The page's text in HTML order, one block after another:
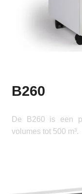
B260
De B260 is een
volumes tot 500 m³.